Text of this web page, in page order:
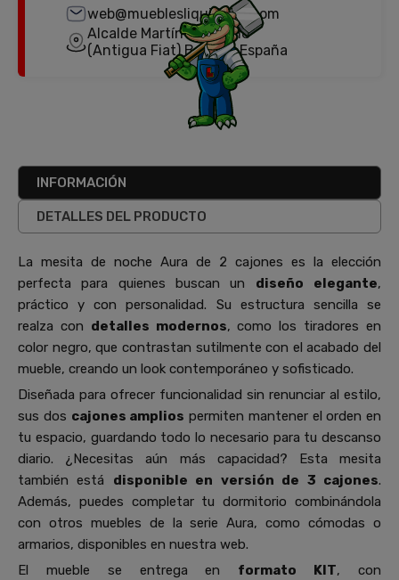
web@mueblesliquidator.com
Alcalde Martín Cobos, 18
(Antigua Fiat) Burgos, España
INFORMACIÓN
DETALLES DEL PRODUCTO
La mesita de noche Aura de 2 cajones es la elección
perfecta para quienes buscan un diseño elegante,
práctico y con personalidad. Su estructura sencilla se
realza con detalles modernos, como los tiradores en
color negro, que contrastan sutilmente con el acabado del
mueble, creando un look contemporáneo y sofisticado.
Diseñada para ofrecer funcionalidad sin renunciar al estilo,
sus dos cajones amplios permiten mantener el orden en
tu espacio, guardando todo lo necesario para tu descanso
diario. ¿Necesitas aún más capacidad? Esta mesita
también está disponible en versión de 3 cajones.
Además, puedes completar tu dormitorio combinándola
con otros muebles de la serie Aura, como cómodas o
armarios, disponibles en nuestra web.
El mueble se entrega en formato KIT, con